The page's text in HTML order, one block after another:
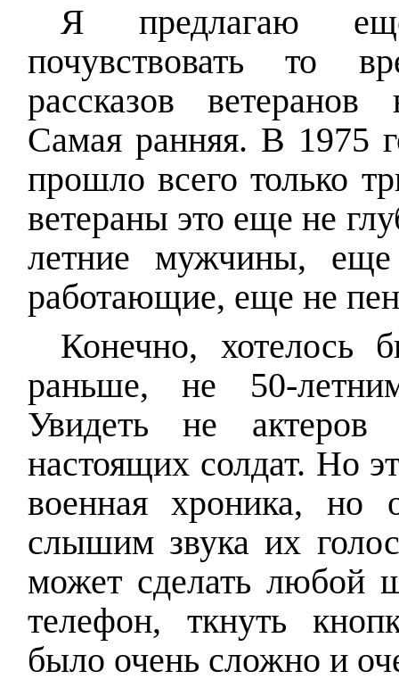
Я предлагаю
почувствовать то
рассказов
Самая ранняя. В 1975
прошло всего только
ветераны это еще не
летние мужчины,
работающие, еще не
Конечно, хотелось
раньше, не 50-
Увидеть не
настоящих солдат. Но
военная хроника,
слышим звука их
может сделать любой
телефон, ткнуть
было очень сложно и